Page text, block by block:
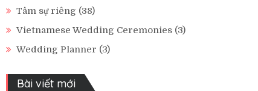
Tâm sự riêng (38)
Vietnamese Wedding Ceremonies (3)
Wedding Planner (3)
Bài viết mới